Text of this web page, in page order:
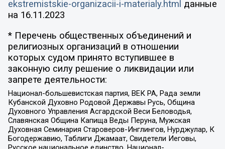
ekstremistskie-organizacii-i-materialy.html данные
на 16.11.2023
* Перечень общественных объединений и
религиозных организаций в отношении
которых судом принято вступившее в
законную силу решение о ликвидации или
запрете деятельности:
Национал-большевистская партия, ВЕК РА, Рада земли
Кубанской Духовно Родовой Державы Русь, Община
Духовного Управления Асгардской Веси Беловодья,
Славянская Община Капища Веды Перуна, Мужская
Духовная Семинария Староверов-Инглингов, Нурджулар, К
Богодержавию, Таблиги Джамаат, Свидетели Иеговы,